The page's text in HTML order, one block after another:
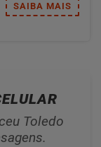
SAIBA MAIS
Toledo